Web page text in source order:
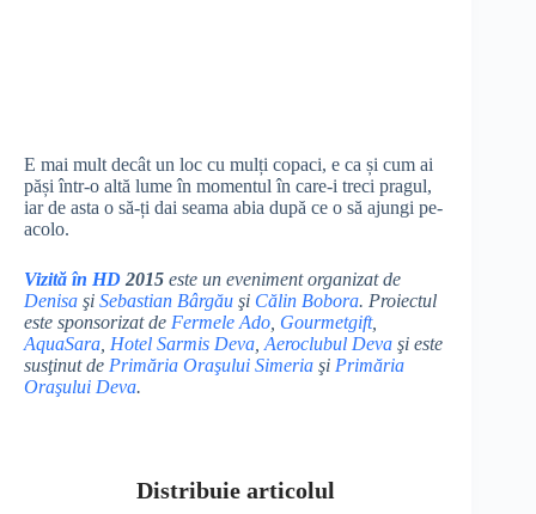
E mai mult decât un loc cu mulți copaci, e ca și cum ai
păși într-o altă lume în momentul în care-i treci pragul,
iar de asta o să-ți dai seama abia după ce o să ajungi pe-
acolo.
Vizită în HD 2015 este un eveniment organizat de
Denisa şi Sebastian Bârgău şi Călin Bobora. Proiectul
este sponsorizat de Fermele Ado Gourmetgift,
AquaSara Hotel Sarmis Deva Aeroclubul Deva şi este
susţinut de Primăria Oraşului Simeria şi Primăria
Oraşului Deva.
Distribuie articolul